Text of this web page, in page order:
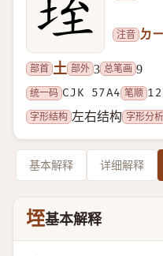
注音 ㄉ
部首 土 部外 3 总笔画 9
统一码 CJK 57A4 笔顺
字形结构 左右结构 字形分析
基本解释 详细解释
垤基本解释